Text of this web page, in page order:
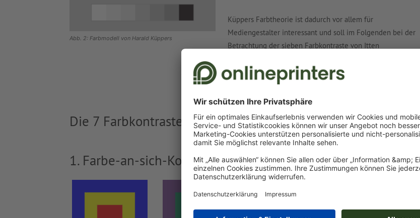
Abb. 2: Farbmodell von Harald Küppers
Küppers Farbtheorie ist dadurch vor allem für
Mediengestalter interessant und soll im Folgenden bei der
Betrachtung der sieben Farbkontraste von Itten
Die 7 Farbkontraste
1. Farbe-an-sich-Kontrast (oder auch Buntkontrast)